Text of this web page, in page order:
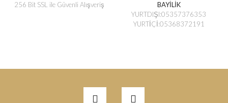
256 Bit SSL ile Güvenli Alışveriş
BAYİLİK
YURTDIŞI:05357376353
YURTİÇİ:05368372191